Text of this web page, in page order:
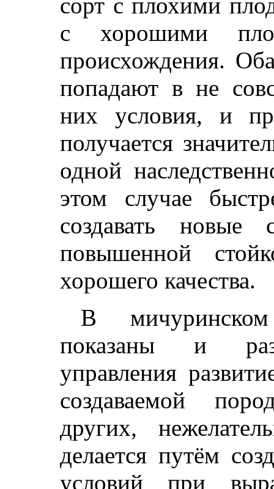
с хорошими
происхождения.
попадают в не
них условия, и
получается
одной
этом случае
создавать новые
повышенной
хорошего качества.
В
показаны и
управления
создаваемой
других,
делается путём
условий при